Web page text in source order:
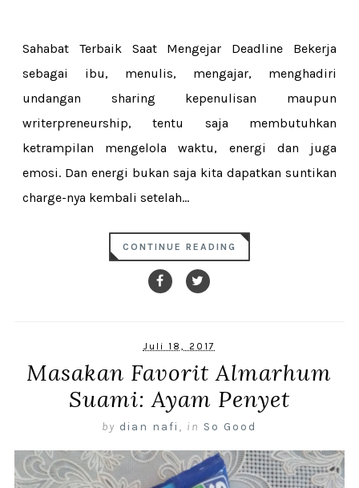
Sahabat Terbaik Saat Mengejar Deadline Bekerja
sebagai ibu, menulis, mengajar, menghadiri
undangan sharing kepenulisan maupun
writerpreneurship, tentu saja membutuhkan
ketrampilan mengelola waktu, energi dan juga
emosi. Dan energi bukan saja kita dapatkan suntikan
charge-nya kembali setelah...
CONTINUE READING
Juli 18, 2017
Masakan Favorit Almarhum
Suami: Ayam Penyet
by dian nafi , in So Good